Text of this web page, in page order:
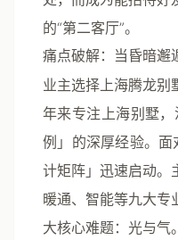
的“第二客厅”。
痛点破解：当昏暗邂
业主选择上海腾龙别
年来专注上海别墅
例」的深厚经验。
计矩阵」迅速启动。
暖通、智能等九大专
大核心难题： 光与气。